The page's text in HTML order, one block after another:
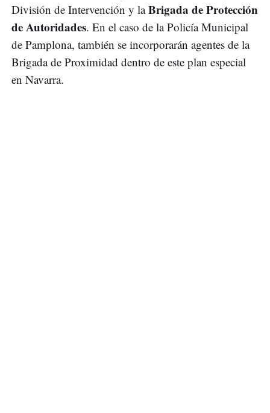
División de Intervención y laBrigada de Protección
de Autoridades. En el caso de la Policía Municipal
de Pamplona, también se incorporarán agentes de la
Brigada de Proximidad dentro de este plan especial
en Navarra.